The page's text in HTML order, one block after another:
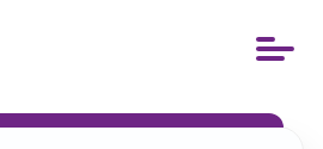
Menü
öffnen